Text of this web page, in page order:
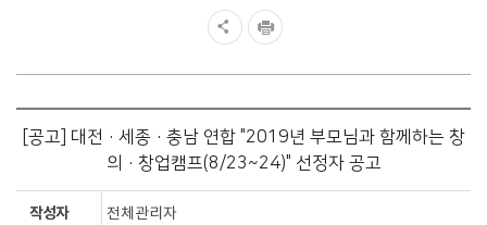
[공고] 대전·세종·충남 연합 "2019년 부모님과 함께하는 창
의·창업캠프(8/23~24)" 선정자 공고
작성자 전체관리자